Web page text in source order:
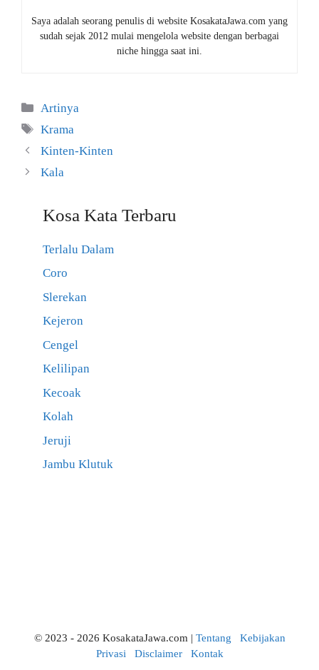
Saya adalah seorang penulis di website KosakataJawa.com yang
sudah sejak 2012 mulai mengelola website dengan berbagai
niche hingga saat ini.
Kategori
Artinya
Tag
Krama
Kinten-Kinten
Kala
Kosa Kata Terbaru
Terlalu Dalam
Coro
Slerekan
Kejeron
Cengel
Kelilipan
Kecoak
Kolah
Jeruji
Jambu Klutuk
© 2023 - 2026 KosakataJawa.com | Tentang
Kebijakan
Privasi
Disclaimer Kontak